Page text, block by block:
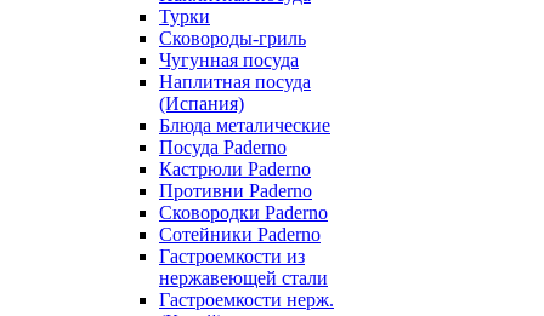
Турки
Сковороды-гриль
Чугунная посуда
Наплитная посуда
(Испания)
Блюда металические
Посуда Paderno
Кастрюли Paderno
Противни Paderno
Сковородки Paderno
Сотейники Paderno
Гастроемкости из
нержавеющей стали
Гастроемкости нерж.